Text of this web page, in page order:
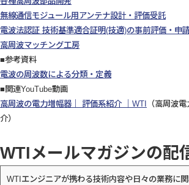
無線通信モジュール用アンテナ設計・評価受託
電波法認証 技術基準適合証明(技適)の事前評価・申
高周波マッチング工房
■参考資料
電波の周波数による分類・定義
■関連YouTube動画
高周波の電力増幅器｜ 評価系紹介 ｜WTI
（高周波
介）
WTIメールマガジンの配
WTIエンジニアが携わる技術内容や日々の業務に